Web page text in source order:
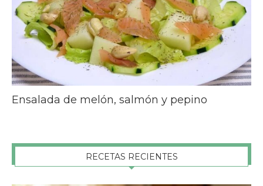
Ensalada de melón, salmón y pepino
RECETAS RECIENTES